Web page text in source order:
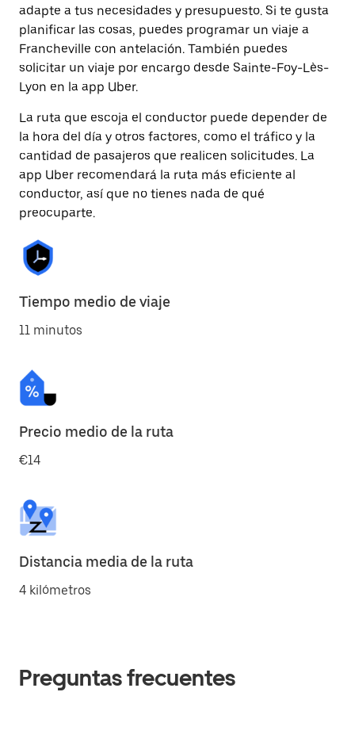
adapte a tus necesidades y presupuesto. Si te gusta
planificar las cosas, puedes programar un viaje a
Francheville con antelación. También puedes
solicitar un viaje por encargo desde Sainte-Foy-Lès-
Lyon en la app Uber.
La ruta que escoja el conductor puede depender de
la hora del día y otros factores, como el tráfico y la
cantidad de pasajeros que realicen solicitudes. La
app Uber recomendará la ruta más eficiente al
conductor, así que no tienes nada de qué
preocuparte.
Tiempo medio de viaje
11 minutos
Precio medio de la ruta
€14
Distancia media de la ruta
4 kilómetros
Preguntas frecuentes